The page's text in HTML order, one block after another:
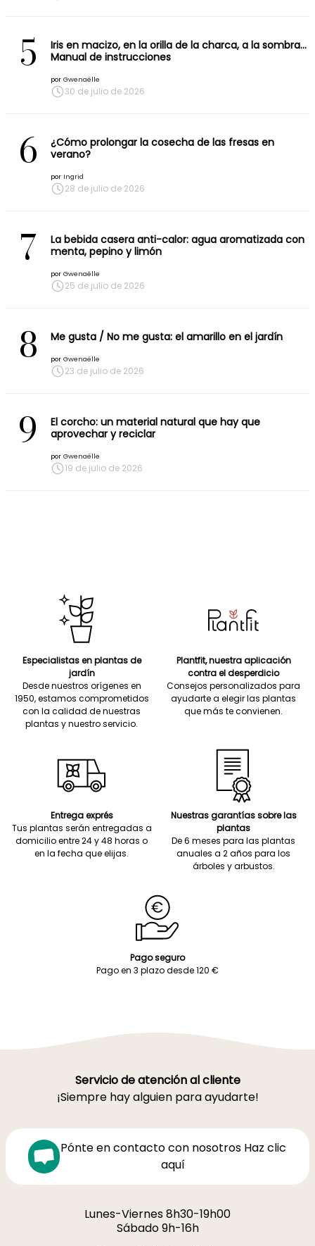
5
Iris en macizo, en la orilla de la charca, a la sombra…
Manual de instrucciones
por Gwenaëlle
30 de julio de 2026
6
¿Cómo prolongar la cosecha de las fresas en
verano?
por Ingrid
28 de julio de 2026
7
La bebida casera anti-calor: agua aromatizada con
menta, pepino y limón
por Gwenaëlle
25 de julio de 2026
8 Me gusta / No me gusta: el amarillo en el jardín
por Gwenaëlle
23 de julio de 2026
9
El corcho: un material natural que hay que
aprovechar y reciclar
por Gwenaëlle
19 de julio de 2026
Especialistas en plantas de
jardín
Desde nuestros orígenes en
1950, estamos comprometidos
con la calidad de nuestras
plantas y nuestro servicio.
Plantfit, nuestra aplicación
contra el desperdicio
Consejos personalizados para
ayudarte a elegir las plantas
que más te convienen.
Entrega exprés
Tus plantas serán entregadas a
domicilio entre 24 y 48 horas o
en la fecha que elijas.
Nuestras garantías sobre las
plantas
De 6 meses para las plantas
anuales a 2 años para los
árboles y arbustos.
Pago seguro
Pago en 3 plazo desde 120 €
Servicio de atención al cliente
¡Siempre hay alguien para ayudarte!
Pónte en contacto con nosotros Haz clic
aquí
Lunes-Viernes 8h30-19h00
Sábado 9h-16h